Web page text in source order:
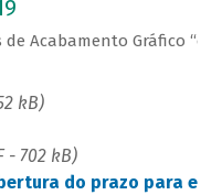
Acabamento Gráfico
kB)
- 702 kB)
do prazo para